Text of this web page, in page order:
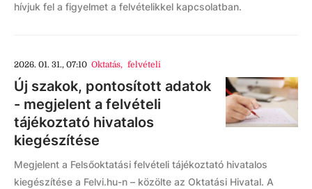
hívjuk fel a figyelmet a felvételikkel kapcsolatban.
2026. 01. 31., 07:10 Oktatás, felvételi
Új szakok, pontosított adatok
- megjelent a felvételi
tájékoztató hivatalos
kiegészítése
Megjelent a Felsőoktatási felvételi tájékoztató hivatalos
kiegészítése a Felvi.hu-n – közölte az Oktatási Hivatal. A